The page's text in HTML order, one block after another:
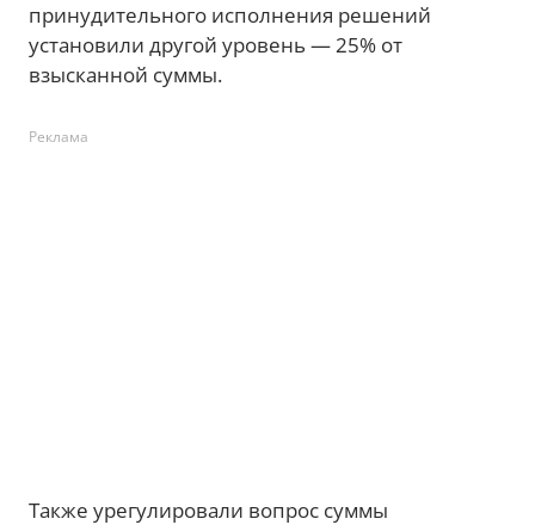
принудительного исполнения решений
установили другой уровень — 25% от
взысканной суммы.
Реклама
Также урегулировали вопрос суммы